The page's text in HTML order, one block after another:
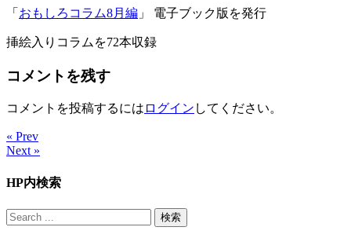
「 おもしろコラム8月編 」 電子ブック版を発行
挿絵入りコラムを72本収録
コメントを残す
コメントを投稿するには ログイン してください。
« Prev
Next »
HP内検索